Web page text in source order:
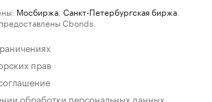
Мосбиржа Санкт-Петербургская биржа
Cbonds.
прав
обработки персональных данных